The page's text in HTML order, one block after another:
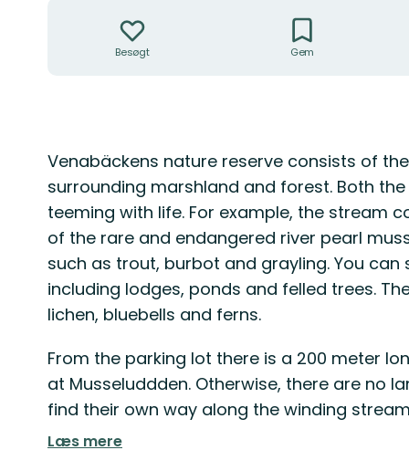
Besøgt Gem
Beskrivelse
Venabäckens nature reserve consists of
surrounding marshland and forest. Both
teeming with life. For example, the stream
of the rare and endangered river pearl
such as trout, burbot and grayling. You
including lodges, ponds and felled trees.
lichen, bluebells and ferns.
From the parking lot there is a 200 meter
at Musseluddden. Otherwise, there are no
find their own way along the winding
Læs mere